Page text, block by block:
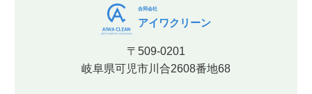
合同会社
アイワクリーン
〒509-0201
岐阜県可児市川合2608番地68